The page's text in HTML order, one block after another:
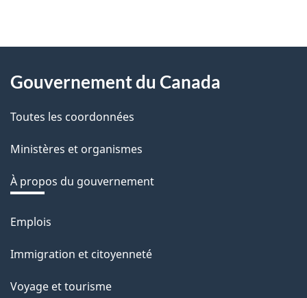
v
o
t
r
r
é
t
r
a
c
About
this
site
Gouvernement du Canada
Toutes les coordonnées
Ministères et organismes
À propos du gouvernement
Thèmes
sujets
Emplois
Immigration et citoyenneté
Voyage et tourisme